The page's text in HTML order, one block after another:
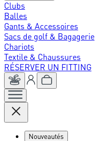
Clubs
Balles
Gants & Accessoires
Sacs de golf & Bagagerie
Chariots
Textile & Chaussures
RÉSERVER UN FITTING
Nouveautés